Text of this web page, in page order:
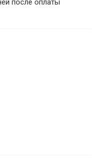
после оплаты